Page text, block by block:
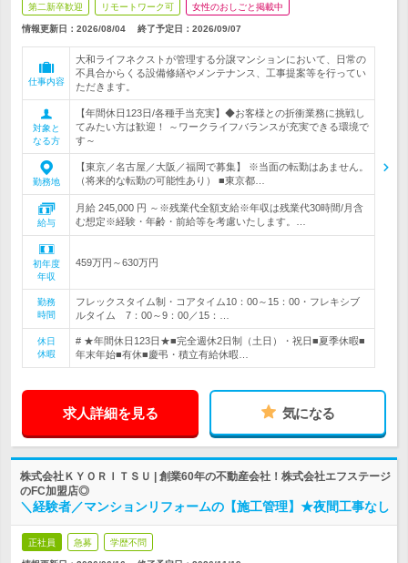
第二新卒歓迎 リモートワーク可 女性のおしごと掲載中
情報更新日：2026/08/04 終了予定日： 2026/09/07
仕事内容
大和ライフネクストが管理する分譲マンションにおいて、日常の
不具合からくる設備修繕やメンテナンス、工事提案等を行ってい
ただきます。
対象と
なる方
【年間休日123日/各種手当充実】◆お客様との折衝業務に挑戦し
てみたい方は歓迎！ ～ワークライフバランスが充実できる環境で
す～
勤務地
【東京／名古屋／大阪／福岡で募集】 ※当面の転勤はあません。
（将来的な転勤の可能性あり） ■東京都…
給与
月給 245,000 円 ～※残業代全額支給※年収は残業代30時間/月含
む想定※経験・年齢・前給等を考慮いたします。…
初年度
年収
459万円～630万円
勤務
時間
フレックスタイム制・コアタイム10：00～15：00・フレキシブ
ルタイム 7：00～9：00／15：…
休日
休暇
# ★年間休日123日★■完全週休2日制（土日）・祝日■夏季休暇■
年末年始■有休■慶弔・積立有給休暇…
求人詳細を見る 気になる
株式会社ＫＹＯＲＩＴＳＵ | 創業60年の不動産会社！株式会社エフステージ
のFC加盟店◎
＼経験者／マンションリフォームの【施工管理】★夜間工事なし
正社員 急募 学歴不問